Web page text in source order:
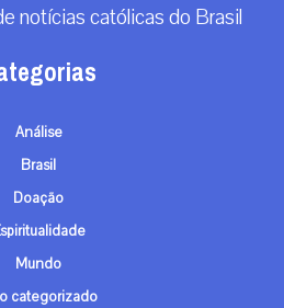
notícias católicas do Brasil
Análise
Brasil
Doação
Mundo
categorizado